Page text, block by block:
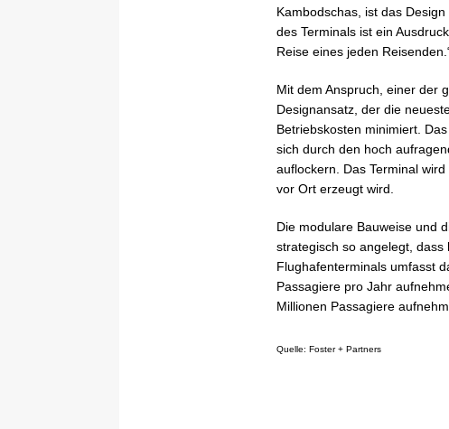
Kambodschas, ist das
des Terminals ist ein
Reise eines jeden
Mit dem Anspruch, einer der
Designansatz, der die
Betriebskosten minimiert.
sich durch den hoch
auflockern. Das Terminal
vor Ort erzeugt wird.
Die modulare Bauweise und
strategisch so angelegt,
Flughafenterminals umfasst
Passagiere pro Jahr
Millionen Passagiere
Quelle: Foster + Partners